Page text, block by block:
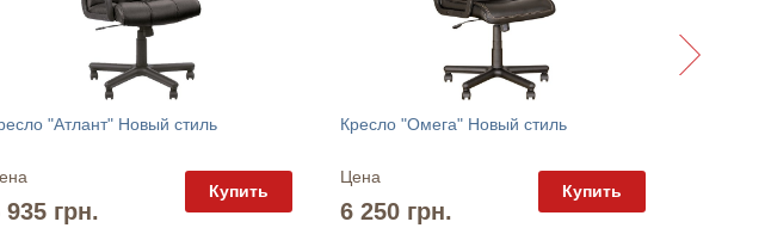
"Атлант" Новый стиль
935 грн.
Купить
Кресло "Омега" Новый стиль
Цена
6 250 грн.
Купить